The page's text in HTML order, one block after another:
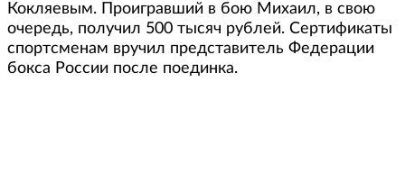
Кокляевым. Проигравший в бою Михаил, в свою
очередь, получил 500 тысяч рублей. Сертификаты
спортсменам вручил представитель Федерации
бокса России после поединка.